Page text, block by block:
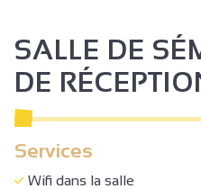
SALLE DE
DE
Services
Wifi dans la salle